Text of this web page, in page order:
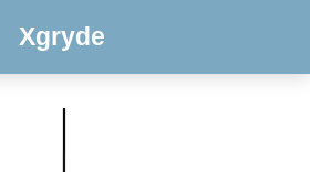
Xgryde